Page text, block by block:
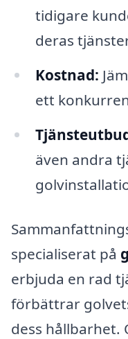
tidigare
deras
Kostnad:
ett
även andra
specialiserat på
erbjuda en rad
förbättrar
dess hållbarhet.